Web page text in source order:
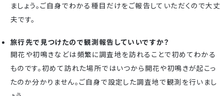
ましょう。ご自身でわかる種目だけをご報告していただくので大丈
夫です。
旅行先で見つけたので観測報告していいですか？
開花や初鳴きなどは頻繁に調査地を訪れることで初めてわかる
ものです。初めて訪れた場所ではいつから開花や初鳴きが起こっ
たのか分かりません。ご自身で設定した調査地で観測を行いまし